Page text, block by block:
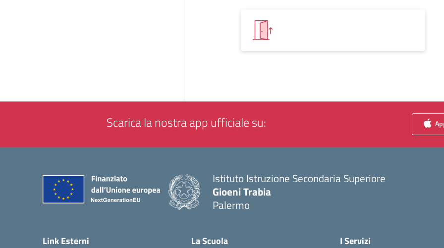
Scarica la nostra app ufficiale su:
Istituto Istruzione Secondaria Superiore
Gioeni Trabia
Palermo
Link Esterni La Scuola I Servizi